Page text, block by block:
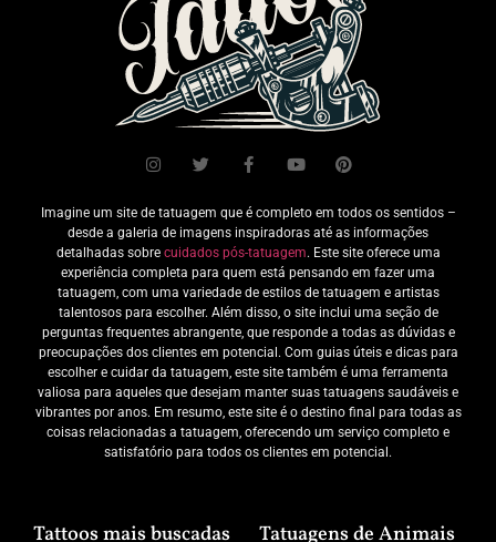
Imagine um site de tatuagem que é completo em todos os sentidos –
desde a galeria de imagens inspiradoras até as informações
detalhadas sobre cuidados pós-tatuagem. Este site oferece uma
experiência completa para quem está pensando em fazer uma
tatuagem, com uma variedade de estilos de tatuagem e artistas
talentosos para escolher. Além disso, o site inclui uma seção de
perguntas frequentes abrangente, que responde a todas as dúvidas e
preocupações dos clientes em potencial. Com guias úteis e dicas para
escolher e cuidar da tatuagem, este site também é uma ferramenta
valiosa para aqueles que desejam manter suas tatuagens saudáveis e
vibrantes por anos. Em resumo, este site é o destino final para todas as
coisas relacionadas a tatuagem, oferecendo um serviço completo e
satisfatório para todos os clientes em potencial.
Tattoos mais buscadas Tatuagens de Animais